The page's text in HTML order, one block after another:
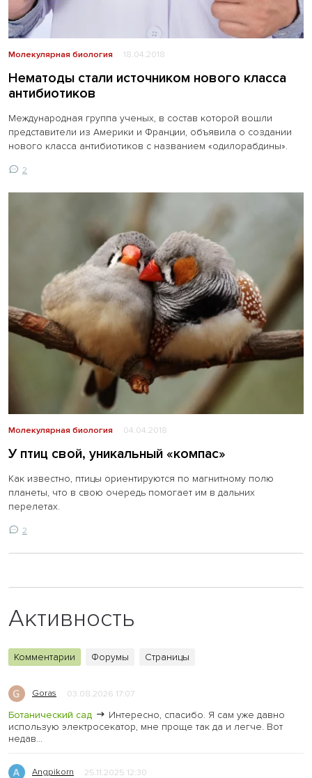
Молекулярная биология 18.04.2018
Нематоды стали источником нового класса
антибиотиков
Международная группа ученых, в состав которой вошли
представители из Америки и Франции, объявила о создании
нового класса антибиотиков с названием «одилорабдины».
2
Молекулярная биология 04.04.2018
У птиц свой, уникальный «компас»
Как известно, птицы ориентируются по магнитному полю
планеты, что в свою очередь помогает им в дальних
перелетах.
2
Активность
Комментарии Форумы Страницы
Goras 03.08.2026 17:07
Ботанический сад
Интересно, спасибо. Я сам уже давно
использую электросекатор, мне проще так да и легче. Вот
недав...
Angpikorn 25.11.2025 12:30